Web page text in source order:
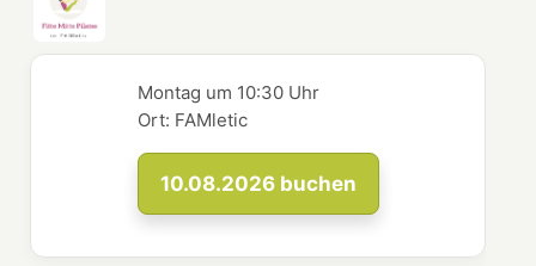
Montag um 10:30 Uhr
Ort: FAMletic
10.08.2026buchen